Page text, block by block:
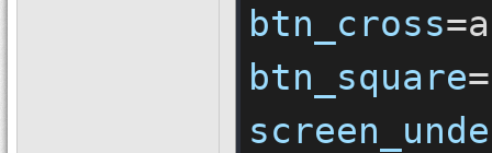
btn_cross
btn_square